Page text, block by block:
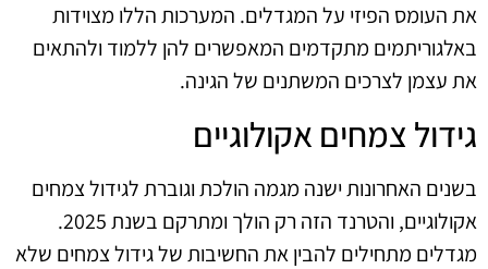
את העומס הפיזי על המגדלים. המערכות הללו מצוידות
באלגוריתמים מתקדמים המאפשרים להן ללמוד ולהתאים
את עצמן לצרכים המשתנים של הגינה.
גידול צמחים אקולוגיים
בשנים האחרונות ישנה מגמה הולכת וגוברת לגידול צמחים
אקולוגיים, והטרנד הזה רק הולך ומתרקם בשנת 2025.
מגדלים מתחילים להבין את החשיבות של גידול צמחים שלא